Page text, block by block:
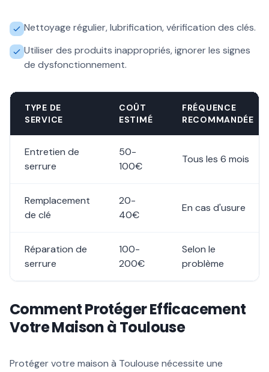
Nettoyage régulier, lubrification, vérification des clés.
Utiliser des produits inappropriés, ignorer les signes
de dysfonctionnement.
TYPE DE
SERVICE
COÛT
ESTIMÉ
FRÉQUENCE
RECOMMANDÉE
Entretien de
serrure
50-
100€
Tous les 6 mois
Remplacement
de clé
20-
40€
En cas d'usure
Réparation de
serrure
100-
200€
Selon le
problème
Comment Protéger Efficacement
Votre Maison à Toulouse
Protéger votre maison à Toulouse nécessite une